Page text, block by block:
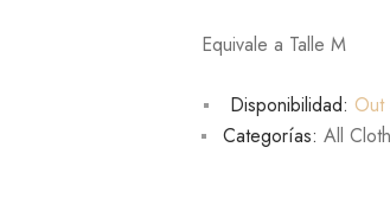
Equivale a Talle M
Disponibilidad: Out
Categorías: All